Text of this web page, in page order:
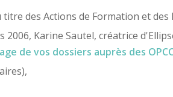
titre des Actions de Formation et des
2006, Karine Sautel, créatrice
de vos dossiers auprès des